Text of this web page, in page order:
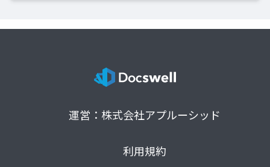
運営：株式会社アプルーシッド
利用規約